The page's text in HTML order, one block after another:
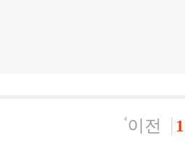
이전 1